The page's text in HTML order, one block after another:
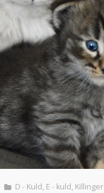
D - Kuld, E - kuld, Killinger